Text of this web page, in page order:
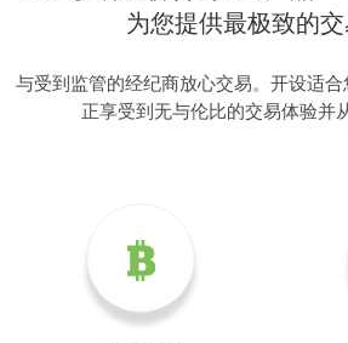
为您提供最极致的
与受到监管的经纪商放心交易。开设适
正享受到无与伦比的交易体验并